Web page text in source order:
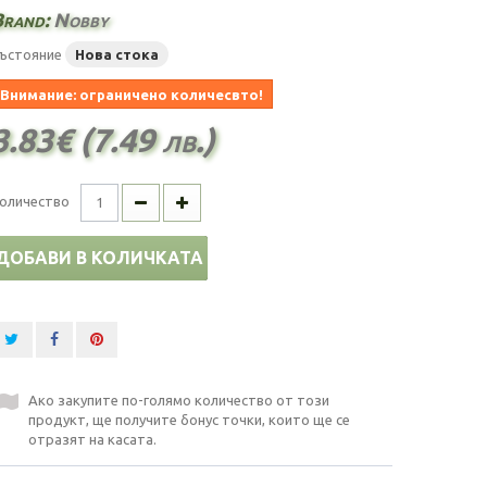
Nobby
Нова стока
Внимание: ограничено количесвто!
(7.49 лв.)
В КОЛИЧКАТА
Ако закупите по-голямо количество от този
продукт, ще получите бонус точки, които ще се
отразят на касата.